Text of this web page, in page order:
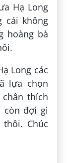
Hạ Long
cái không
hoàng bà
Long các
lựa chọn
thích
còn đợi gì
Chúc